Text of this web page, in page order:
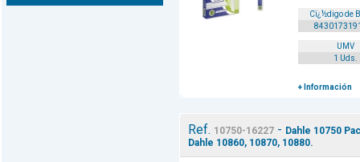
Cï¿½digo de
UMV
1 Uds.
+ Información
Ref. 10750-16227- Dahle 10750
Dahle 10860, 10870, 10880.